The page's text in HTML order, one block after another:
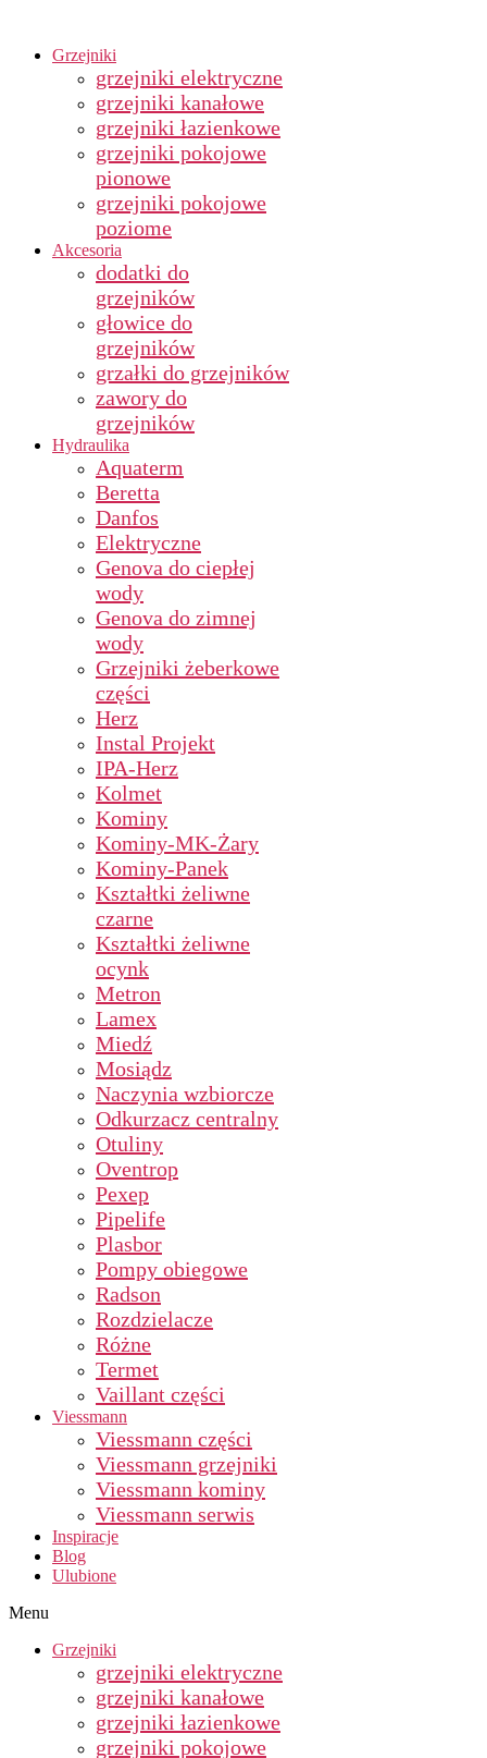
Grzejniki
grzejniki elektryczne
grzejniki kanałowe
grzejniki łazienkowe
grzejniki pokojowe
pionowe
grzejniki pokojowe
poziome
Akcesoria
dodatki do
grzejników
głowice do
grzejników
grzałki do grzejników
zawory do
grzejników
Hydraulika
Aquaterm
Beretta
Danfos
Elektryczne
Genova do ciepłej
wody
Genova do zimnej
wody
Grzejniki żeberkowe
części
Herz
Instal Projekt
IPA-Herz
Kolmet
Kominy
Kominy-MK-Żary
Kominy-Panek
Kształtki żeliwne
czarne
Kształtki żeliwne
ocynk
Metron
Lamex
Miedź
Mosiądz
Naczynia wzbiorcze
Odkurzacz centralny
Otuliny
Oventrop
Pexep
Pipelife
Plasbor
Pompy obiegowe
Radson
Rozdzielacze
Różne
Termet
Vaillant części
Viessmann
Viessmann części
Viessmann grzejniki
Viessmann kominy
Viessmann serwis
Inspiracje
Blog
Ulubione
Menu
Grzejniki
grzejniki elektryczne
grzejniki kanałowe
grzejniki łazienkowe
grzejniki pokojowe